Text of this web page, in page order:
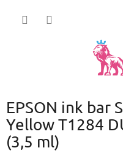
EPSON ink bar
Yellow T1284
(3,5 ml)